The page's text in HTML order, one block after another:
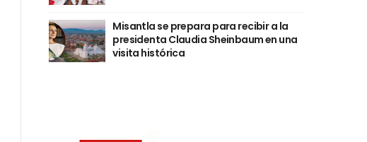
Misantla se prepara para recibir a la
presidenta Claudia Sheinbaum en una
visita histórica